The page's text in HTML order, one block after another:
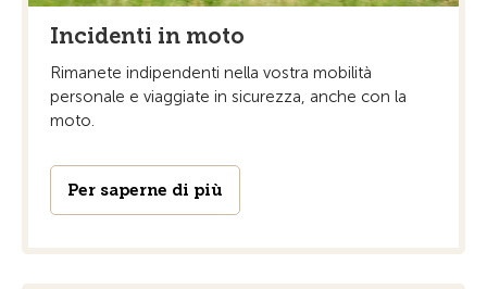
Incidenti in moto
Rimanete indipendenti nella vostra mobilità
personale e viaggiate in sicurezza, anche con la
moto.
Per saperne di più